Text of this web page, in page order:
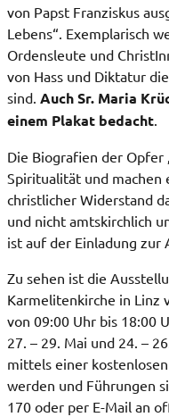
von Papst Franziskus
Lebens“. Exemplarisch
Ordensleute und
von Hass und Diktatur
sind. Auch Sr. Maria
einem Plakat bedacht
Die Biografien der
Spiritualität und machen
christlicher Widerstand
und nicht amtskirchlich
ist auf der Einladung zur
Zu sehen ist die
Karmelitenkirche in Linz
von 09:00 Uhr bis 18:00
27. – 29. Mai und 24. –
mittels einer
werden und Führungen
170 oder per E-Mail an